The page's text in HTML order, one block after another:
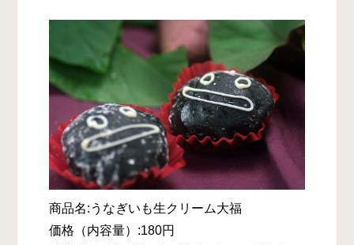
商品名:うなぎいも生クリーム大福
価格（内容量）:180円